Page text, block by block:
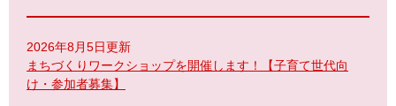
2026年8月5日更新
まちづくりワークショップを開催します！【子育て世代向
け・参加者募集】